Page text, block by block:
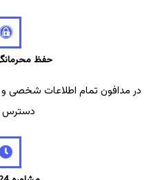
حفظ
در مدافون تمام اطلاعات شخصی